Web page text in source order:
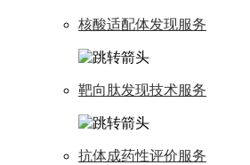
核酸适配体发现服务
靶向肽发现技术服务
抗体成药性评价服务